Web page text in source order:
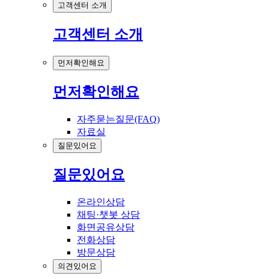
고객센터 소개
고객센터 소개
먼저확인해요
먼저확인해요
자주묻는질문(FAQ)
자료실
질문있어요
질문있어요
온라인상담
채팅·챗봇 상담
화면공유상담
전화상담
방문상담
의견있어요